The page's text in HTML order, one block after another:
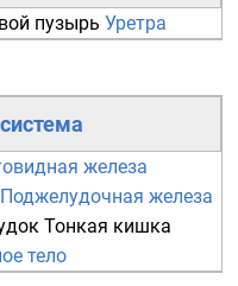
пузырь Уретра
железа
Поджелудочная железа
Тонкая кишка
тело